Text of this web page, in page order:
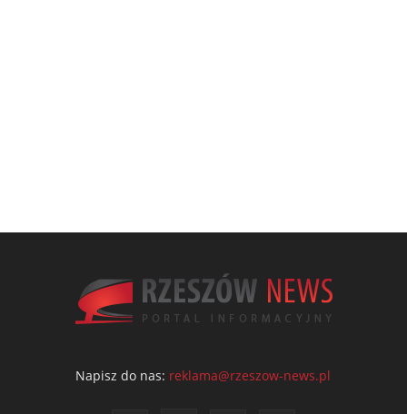
Napisz do nas: reklama@rzeszow-news.pl